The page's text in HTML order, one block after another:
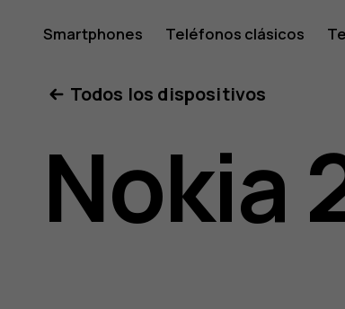
Guía
del
usuario
Smartphones Teléfonos clásicos
Todos los dispositivos
Nokia